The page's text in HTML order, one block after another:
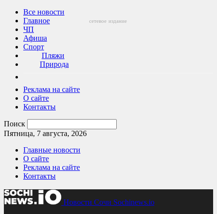
Все новости
Главное
ЧП
Афиша
Спорт
Пляжи
Природа
Реклама на сайте
О сайте
Контакты
Поиск
Пятница, 7 августа, 2026
Главные новости
О сайте
Реклама на сайте
Контакты
Новости Сочи Sochinews.io
сетевое издание